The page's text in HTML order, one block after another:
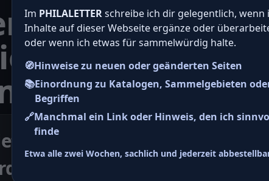
Im PHILALETTERschreibe ich dir gelegentlich, wenn
Inhalte auf dieser Webseite ergänze oder
oder wenn ich etwas für sammelwürdig halte.
🧭Hinweise zu neuen oder geänderten Seiten
📚Einordnung zu Katalogen, Sammelgebieten
Begriffen
🔗Manchmal ein Link oder Hinweis, den ich
finde
Etwa alle zwei Wochen, sachlich und jederzeit
Katalogwert
zu Norddeutscher
Bezirk mit